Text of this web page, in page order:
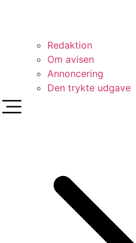
Redaktion
Om avisen
Annoncering
Den trykte udgave